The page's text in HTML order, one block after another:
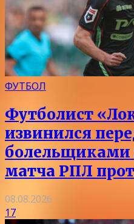
ФУТБОЛ
Футболист
извинился
болельщиками
матча РПЛ
08.08.2026
17